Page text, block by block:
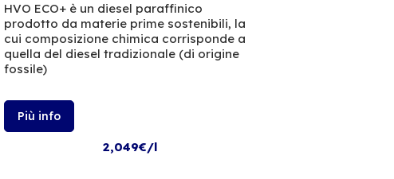
HVO ECO+ è un diesel paraffinico
prodotto da materie prime sostenibili, la
cui composizione chimica corrisponde a
quella del diesel tradizionale (di origine
fossile)
Più info
2,049€/l